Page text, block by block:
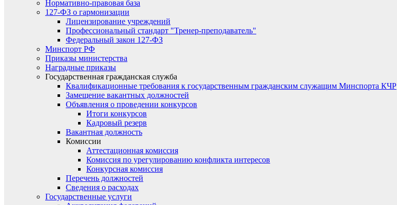
Нормативно-правовая база
127-ФЗ о гармонизации
Лицензирование учреждений
Профессиональный стандарт "Тренер-преподаватель"
Федеральный закон 127-ФЗ
Минспорт РФ
Приказы министерства
Наградные приказы
Государственная гражданская служба
Квалификационные требования к государственным гражданским служащим Минспорта КЧР
Замещение вакантных должностей
Объявления о проведении конкурсов
Итоги конкурсов
Кадровый резерв
Вакантная должность
Комиссии
Аттестационная комиссия
Комиссия по урегулированию конфликта интересов
Конкурсная комиссия
Перечень должностей
Сведения о расходах
Государственные услуги